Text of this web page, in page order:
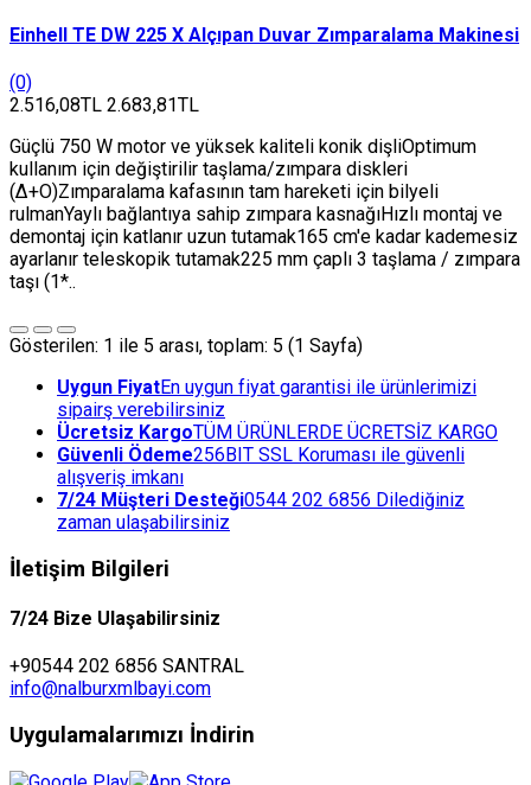
Einhell TE DW 225 X Alçıpan Duvar Zımparalama Makinesi
(0)
2.516,08TL 2.683,81TL
Güçlü 750 W motor ve yüksek kaliteli konik dişliOptimum
kullanım için değiştirilir taşlama/zımpara diskleri
(Δ+Ο)Zımparalama kafasının tam hareketi için bilyeli
rulmanYaylı bağlantıya sahip zımpara kasnağıHızlı montaj ve
demontaj için katlanır uzun tutamak165 cm'e kadar kademesiz
ayarlanır teleskopik tutamak225 mm çaplı 3 taşlama / zımpara
taşı (1*..
Gösterilen: 1 ile 5 arası, toplam: 5 (1 Sayfa)
Uygun FiyatEn uygun fiyat garantisi ile ürünlerimizi
sipairş verebilirsiniz
Ücretsiz KargoTÜM ÜRÜNLERDE ÜCRETSİZ KARGO
Güvenli Ödeme256BIT SSL Koruması ile güvenli
alışveriş imkanı
7/24 Müşteri Desteği0544 202 6856 Dilediğiniz
zaman ulaşabilirsiniz
İletişim Bilgileri
7/24 Bize Ulaşabilirsiniz
+90544 202 6856 SANTRAL
info@nalburxmlbayi.com
Uygulamalarımızı İndirin